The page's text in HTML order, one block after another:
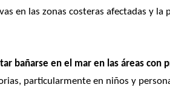
en las zonas costeras afectadas y
bañarse en el mar en las áreas con
particularmente en niños y